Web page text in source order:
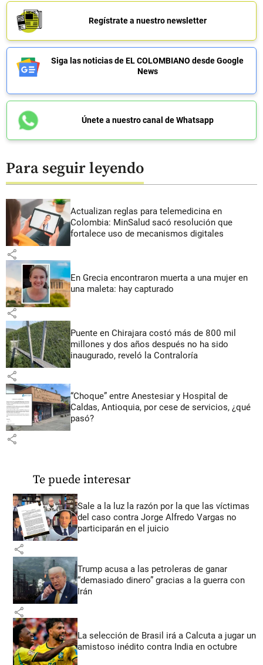
Regístrate a nuestro newsletter
Siga las noticias de EL COLOMBIANO desde Google
News
Únete a nuestro canal de Whatsapp
Para seguir leyendo
Actualizan reglas para telemedicina en
Colombia: MinSalud sacó resolución que
fortalece uso de mecanismos digitales
share
En Grecia encontraron muerta a una mujer en
una maleta: hay capturado
share
Puente en Chirajara costó más de 800 mil
millones y dos años después no ha sido
inaugurado, reveló la Contraloría
share
“Choque” entre Anestesiar y Hospital de
Caldas, Antioquia, por cese de servicios, ¿qué
pasó?
share
Te puede interesar
Sale a la luz la razón por la que las víctimas
del caso contra Jorge Alfredo Vargas no
participarán en el juicio
share
Trump acusa a las petroleras de ganar
“demasiado dinero” gracias a la guerra con
Irán
share
La selección de Brasil irá a Calcuta a jugar un
amistoso inédito contra India en octubre